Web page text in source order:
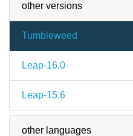
other versions
Tumbleweed
Leap-16.0
Leap-15.6
other languages